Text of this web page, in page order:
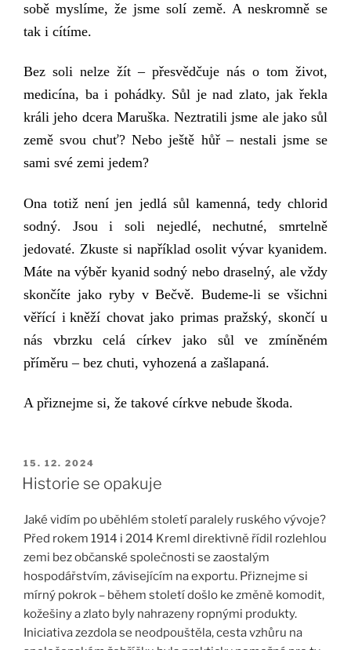
sobě myslíme, že jsme solí země. A neskromně se
tak i cítíme.
Bez soli nelze žít – přesvědčuje nás o tom život,
medicína, ba i pohádky. Sůl je nad zlato, jak řekla
králi jeho dcera Maruška. Neztratili jsme ale jako sůl
země svou chuť? Nebo ještě hůř – nestali jsme se
sami své zemi jedem?
Ona totiž není jen jedlá sůl kamenná, tedy chlorid
sodný. Jsou i soli nejedlé, nechutné,
smrtelně
jedovaté. Zkuste si například osolit vývar kyanidem.
Máte na výběr kyanid sodný nebo draselný, ale vždy
skončíte jako ryby v Bečvě.Budeme-li sevšichni
věřící i kněží chovat jako primas pražský, skončí u
nás vbrzku celá církev jako sůl ve zmíněném
příměru – bez chuti, vyhozená a zašlapaná.
A přiznejme si, že takové církve nebude škoda.
PUBLIKOVÁNO
15. 12. 2024
Historie se opakuje
Jaké vidím po uběhlém století paralely ruského vývoje?
Před rokem 1914 i 2014 Kreml direktivně řídil rozlehlou
zemi bez občanské společnosti se zaostalým
hospodářstvím, závisejícím na exportu. Přiznejme si
mírný pokrok – během století došlo ke změně komodit,
kožešiny a zlato byly nahrazeny ropnými produkty.
Iniciativa zezdola se neodpouštěla, cesta vzhůru na